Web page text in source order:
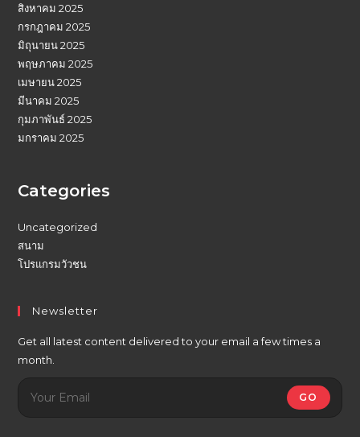
สิงหาคม 2025
กรกฎาคม 2025
มิถุนายน 2025
พฤษภาคม 2025
เมษายน 2025
มีนาคม 2025
กุมภาพันธ์ 2025
มกราคม 2025
Categories
Uncategorized
สนาม
โปรแกรมวัวชน
Newsletter
Get all latest content delivered to your email a few times a
month.
GO